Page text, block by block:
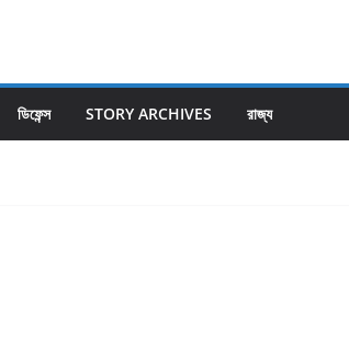
ডিফেন্স STORY ARCHIVES রাজ্য